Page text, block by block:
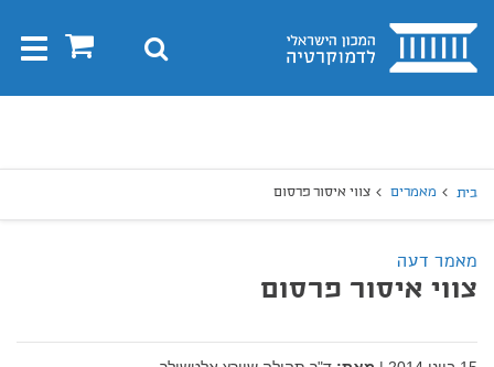
בית 0 חיפוש
בית מאמרים צווי איסור פרסום
מאמר דעה
צווי איסור פרסום